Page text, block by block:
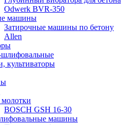
Odwerk BVR-350
машины
Затирочные машины по бетону
Allen
культиваторы
BOSCH GSH 16-30
машины